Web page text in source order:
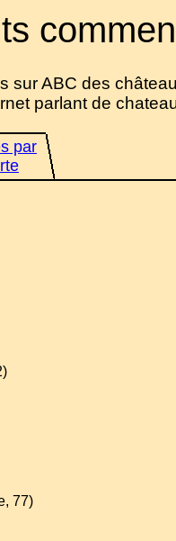
sur ABC des
parlant de
par
77)